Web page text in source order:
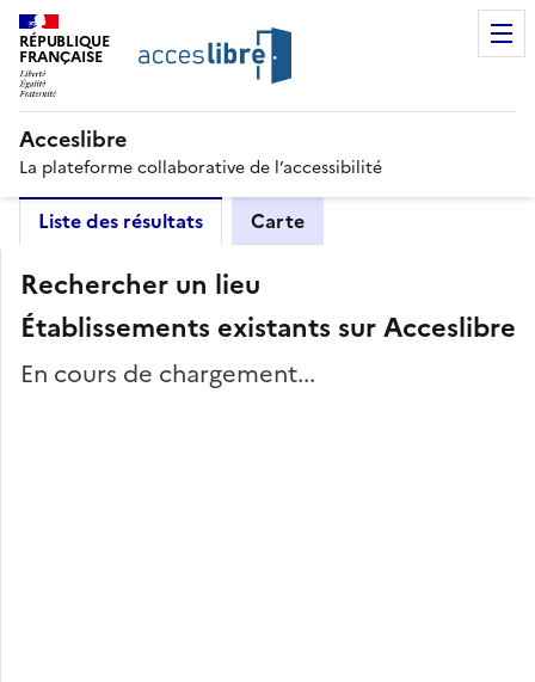
RÉPUBLIQUE
FRANÇAISE
Acceslibre
La plateforme collaborative de l’accessibilité
Liste des résultats Carte
Rechercher un lieu
Établissements existants sur Acceslibre
En cours de chargement...